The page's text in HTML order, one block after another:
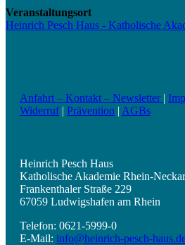
Veranstaltungsort
Heinrich Pesch Haus - Katholische
Anfahrt – Kontakt – Newsletter |
Widerruf| Prävention | AGBs
Heinrich Pesch Haus
Katholische Akademie Rhein-Neckar
Frankenthaler Straße 229
67059 Ludwigshafen am Rhein
Telefon: 0621-5999-0
E-Mail: info@heinrich-pesch-